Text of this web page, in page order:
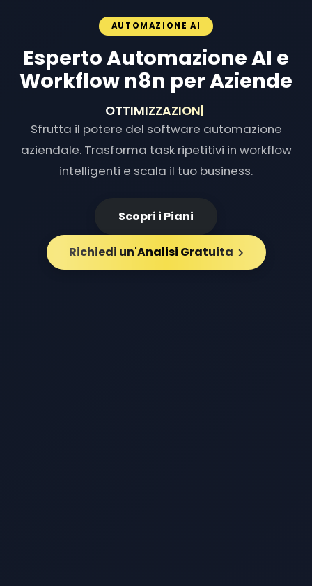
AUTOMAZIONE AI
Esperto Automazione AI e
Workflow n8n per Aziende
OTTIMIZZAZIONE FLUSS
Sfrutta il potere del software automazione
aziendale. Trasforma task ripetitivi in workflow
intelligenti e scala il tuo business.
Scopri i Piani
Richiedi un'Analisi Gratuita